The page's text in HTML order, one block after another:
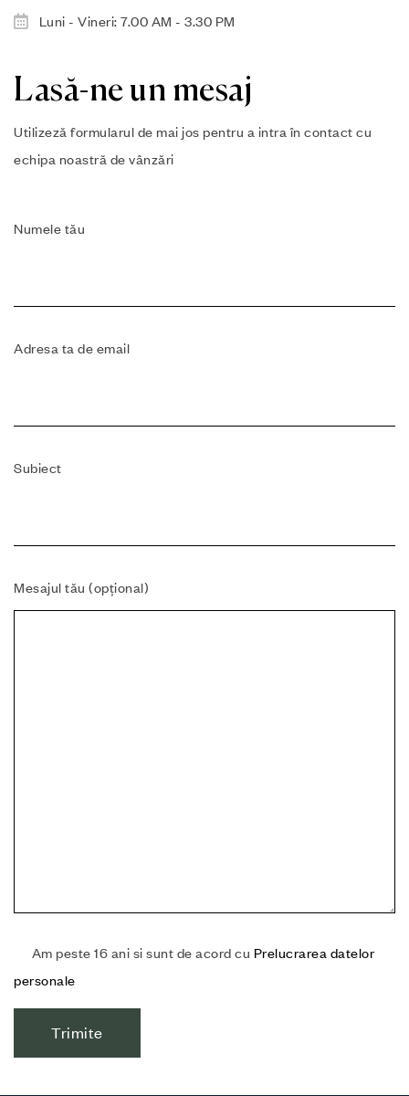
Luni - Vineri: 7.00 AM - 3.30 PM
Lasă-ne un mesaj
Utilizeză formularul de mai jos pentru a intra în contact cu
echipa noastră de vânzări
Numele tău
Adresa ta de email
Subiect
Mesajul tău (opțional)
Am peste 16 ani si sunt de acord cu Prelucrarea datelor
personale